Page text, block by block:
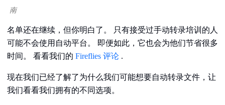
南
名单还在继续，但你明白了。 只有接受过手动转录培训的人
可能不会使用自动平台。 即便如此，它也会为他们节省很多
时间。 看看我们的 Fireflies 评论 .
现在我们已经了解了为什么我们可能想要自动转录文件，让
我们看看我们拥有的不同选项。